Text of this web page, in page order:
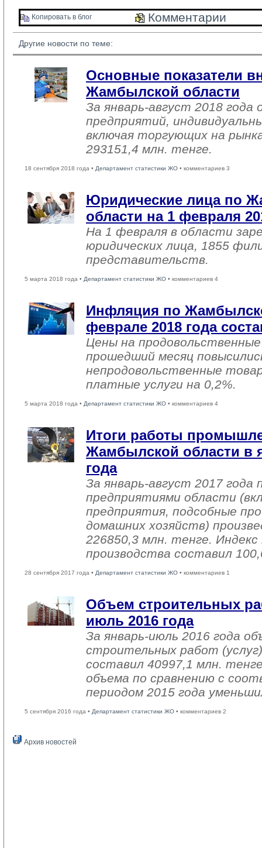
Копировать в блог Комментарии
Другие новости по теме:
Основные показатели
Жамбылской области
За январь-август 2018
предприятий,
включая торгующих на
293151,4 млн. тенге.
18 сентября 2018 года • Департамент статистики ЖО • комментариев 3
Юридические лица по
области на 1 февраля
На 1 февраля в области
юридических лица, 1855
представительств.
5 марта 2018 года • Департамент статистики ЖО • комментариев 4
Инфляция по
феврале 2018 года
Цены на
прошедший месяц
непродовольственные
платные услуги на 0,2%.
5 марта 2018 года • Департамент статистики ЖО • комментариев 4
Итоги работы
Жамбылской области в
года
За январь-август 2017
предприятиями области
предприятия, подсобные
домашних хозяйств)
226850,3 млн. тенге.
производства составил
28 сентября 2017 года • Департамент статистики ЖО • комментариев 1
Объем строительных
июль 2016 года
За январь-июль 2016 года
строительных работ
составил 40997,1 млн.
объема по сравнению с
периодом 2015 года
5 сентября 2016 года • Департамент статистики ЖО • комментариев 2
Архив новостей